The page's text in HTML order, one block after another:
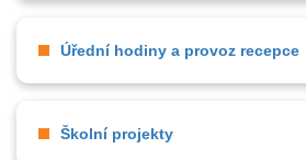
Úřední hodiny a provoz recepce
Školní projekty